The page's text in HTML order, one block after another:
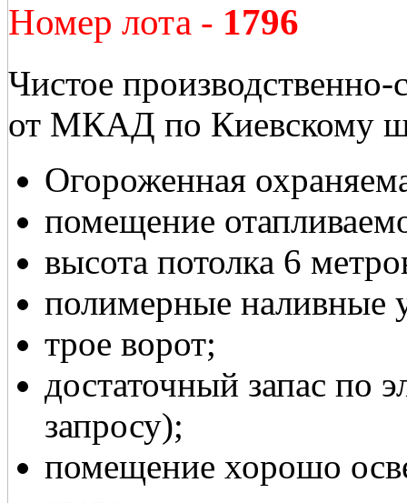
Номер лота - 1796
Чистое
от МКАД по Киевскому
Огороженная
помещение
высота потолка 6
полимерные наливные
трое ворот;
достаточный запас по
запросу);
помещение хорошо